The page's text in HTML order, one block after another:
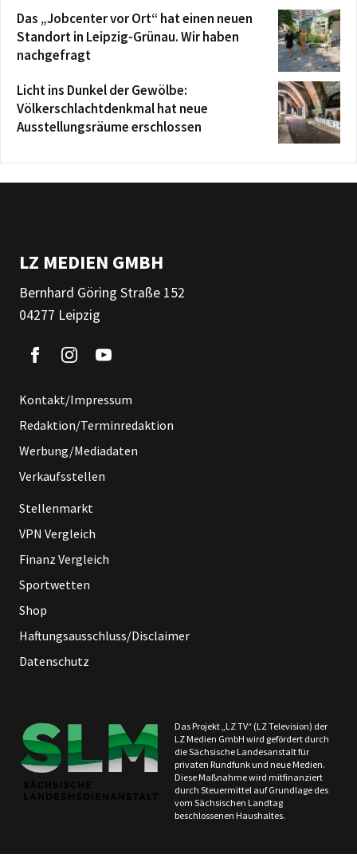
Das „Jobcenter vor Ort“ hat einen neuen
Standort in Leipzig-Grünau. Wir haben
nachgefragt
Licht ins Dunkel der Gewölbe:
Völkerschlachtdenkmal hat neue
Ausstellungsräume erschlossen
LZ MEDIEN GMBH
Bernhard Göring Straße 152
04277 Leipzig
Kontakt/Impressum
Redaktion/Terminredaktion
Werbung/Mediadaten
Verkaufsstellen
Stellenmarkt
VPN Vergleich
Finanz Vergleich
Sportwetten
Shop
Haftungsausschluss/Disclaimer
Datenschutz
Das Projekt „LZ TV“ (LZ Television) der
LZ Medien GmbH wird gefördert durch
die Sächsische Landesanstalt für
privaten Rundfunk und neue Medien.
Diese Maßnahme wird mitfinanziert
durch Steuermittel auf Grundlage des
vom Sächsischen Landtag
beschlossenen Haushaltes.